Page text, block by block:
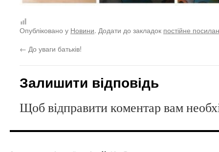
Опубліковано у Новини. Додати до закладок постійне
← До уваги батьків!
Залишити відповідь
Щоб відправити коментар вам